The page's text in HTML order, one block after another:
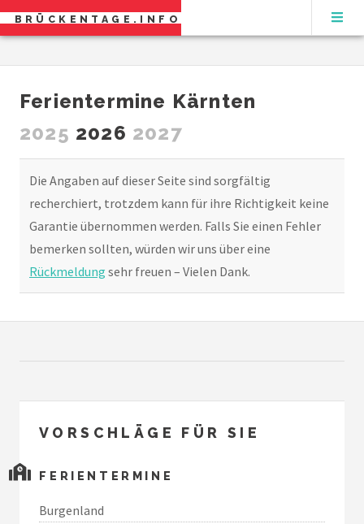
BRÜCKENTAGE.INFO
Ferientermine Kärnten
2025 2026 2027
Die Angaben auf dieser Seite sind sorgfältig
recherchiert, trotzdem kann für ihre Richtigkeit keine
Garantie übernommen werden. Falls Sie einen Fehler
bemerken sollten, würden wir uns über eine
Rückmeldung sehr freuen – Vielen Dank.
VORSCHLÄGE FÜR SIE
FERIENTERMINE
Burgenland